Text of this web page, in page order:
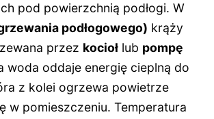
pod powierzchnią podłogi. W
podłogowego) krąży
przez kociołlub pompę
woda oddaje energię cieplną do
z kolei ogrzewa powietrze
w pomieszczeniu. Temperatura